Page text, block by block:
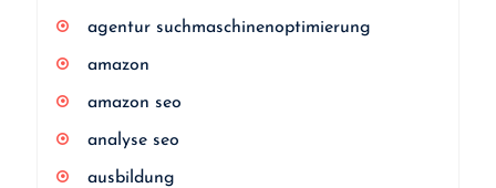
agentur suchmaschinenoptimierung
amazon
amazon seo
analyse seo
ausbildung